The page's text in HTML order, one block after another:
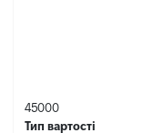
45000
Тип вартості